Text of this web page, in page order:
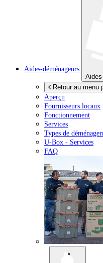
Aides-déménageurs
Retour au menu
Aperçu
Fournisseurs locaux
Fonctionnement
Services
Types de
U-Box - Services
FAQ